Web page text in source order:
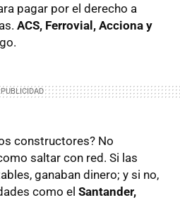
pagar por el derecho a
ACS, Ferrovial, Acciona y
constructores? No
saltar con red. Si las
ganaban dinero; y si no,
como el Santander,